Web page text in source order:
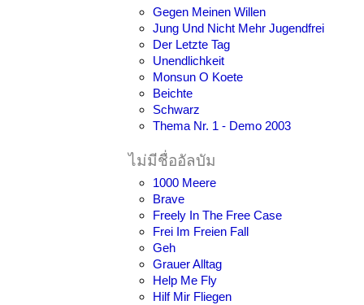
Gegen Meinen Willen
Jung Und Nicht Mehr Jugendfrei
Der Letzte Tag
Unendlichkeit
Monsun O Koete
Beichte
Schwarz
Thema Nr. 1 - Demo 2003
ไม่มีชื่ออัลบัม
1000 Meere
Brave
Freely In The Free Case
Frei Im Freien Fall
Geh
Grauer Alltag
Help Me Fly
Hilf Mir Fliegen